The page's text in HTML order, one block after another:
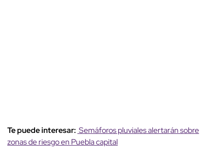
Te puede interesar: Semáforos pluviales alertarán sobre
zonas de riesgo en Puebla capital